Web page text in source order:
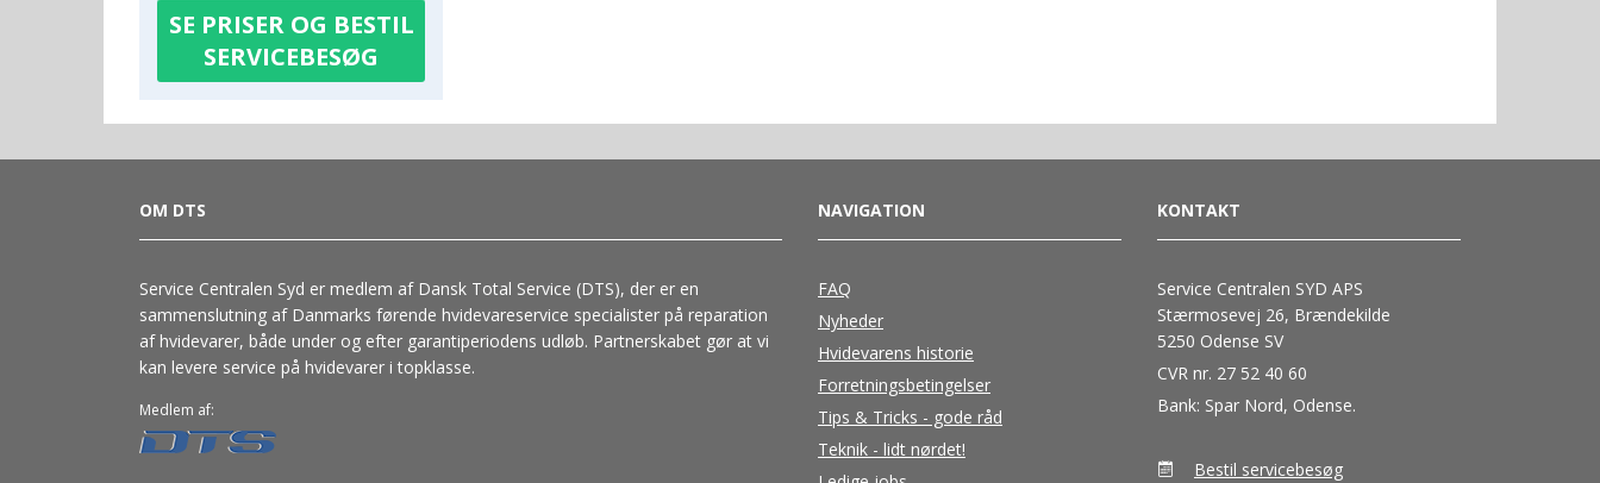
SE PRISER OG BESTIL
SERVICEBESØG
OM DTS
Service Centralen Syd er medlem af Dansk Total Service (DTS), der er en
sammenslutning af Danmarks førende hvidevareservice specialister på reparation
af hvidevarer, både under og efter garantiperiodens udløb. Partnerskabet gør at vi
kan levere service på hvidevarer i topklasse.
Medlem af:
NAVIGATION
FAQ
Nyheder
Hvidevarens historie
Forretningsbetingelser
Tips & Tricks - gode råd
Teknik - lidt nørdet!
KONTAKT
Service Centralen SYD APS
Stærmosevej 26, Brændekilde
5250 Odense SV
CVR nr. 27 52 40 60
Bank: Spar Nord, Odense.
Bestil servicebesøg